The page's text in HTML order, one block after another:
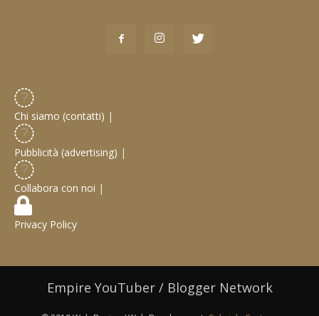
Chi siamo (contatti) |
Pubblicità (advertising) |
Collabora con noi |
Privacy Policy
Empire YouTuber / Blogger Network